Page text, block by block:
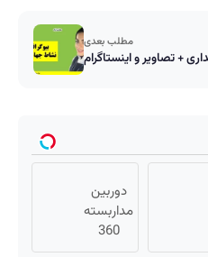
مطلب بعدی
+ تصاویر و اینستاگرام
دوربین
مداربسته
360
درجه |